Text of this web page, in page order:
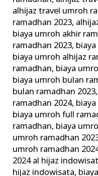
alhijaz travel umroh
ramadhan 2023,
biaya umroh akhir
ramadhan 2023,
biaya umroh alhijaz
ramadhan, biaya
biaya umroh bulan
bulan ramadhan 2023,
ramadhan 2024,
biaya umroh full
ramadhan, biaya
umroh ramadhan
umroh ramadhan
2024 al hijaz
hijaz indowisata,